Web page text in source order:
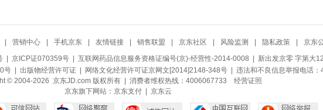
营销中心 手机京东 友情链接 销售联盟 京东社区 风险监测 隐私政策 京东
| 京ICP证070359号 | 互联网药品信息服务资格证编号(京)-经营性-2014-0008 | 新出发京零 字第大
号 | 出版物经营许可证| 网络文化经营许可证京网文[2014]2148-348号| 违法和不良信息举报电话：
© 2004-2026 京东JD.com 版权所有 | 消费者维权热线：4006067733 经营证照
京东旗下网站： 京东支付| 京东云